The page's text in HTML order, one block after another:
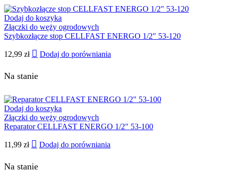
Dodaj do koszyka
Złączki do węży ogrodowych
Szybkozłącze stop CELLFAST ENERGO 1/2″ 53-120
12,99 zł Dodaj do porówniania
Na stanie
Dodaj do koszyka
Złączki do węży ogrodowych
Reparator CELLFAST ENERGO 1/2″ 53-100
11,99 zł Dodaj do porówniania
Na stanie